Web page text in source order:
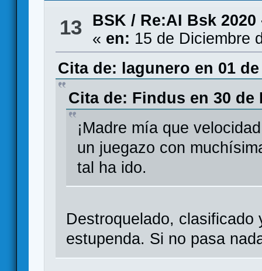
13 BSK / Re:AI Bsk
« en: 15 de Diciembre
Cita de: lagunero en 01
Cita de: Findus en 30 de
¡Madre mía que
un juegazo con
tal ha ido.
Destroquelado,
estupenda. Si no pasa